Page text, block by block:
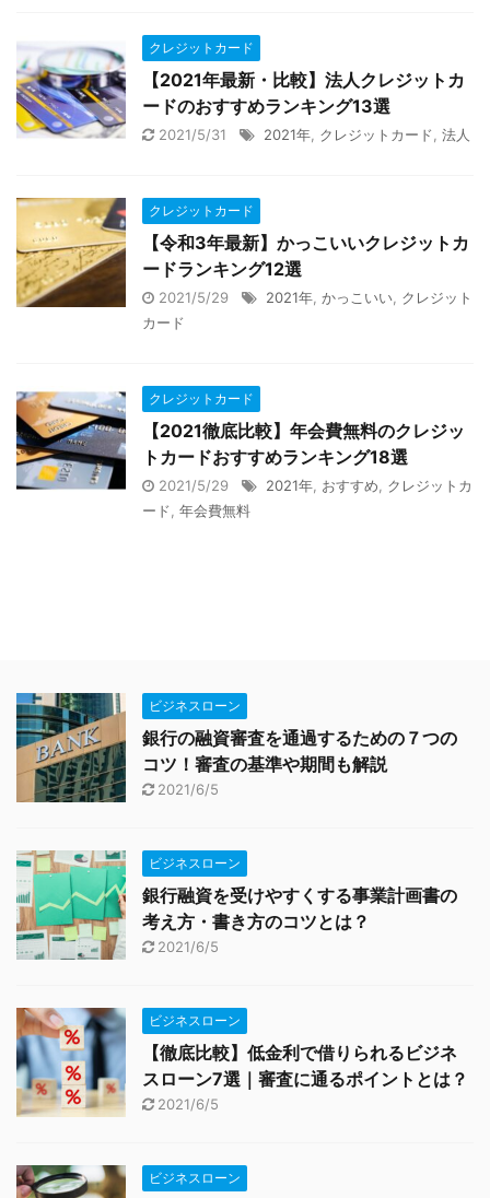
クレジットカード
【2021年最新・比較】法人クレジットカ
ードのおすすめランキング13選
2021/5/31 2021年 クレジットカード 法人
クレジットカード
【令和3年最新】かっこいいクレジットカ
ードランキング12選
2021/5/29 2021年 かっこいい クレジット
カード
クレジットカード
【2021徹底比較】年会費無料のクレジッ
トカードおすすめランキング18選
2021/5/29 2021年 おすすめ
クレジットカ
ード 年会費無料
ビジネスローン
銀行の融資審査を通過するための７つの
コツ！審査の基準や期間も解説
2021/6/5
ビジネスローン
銀行融資を受けやすくする事業計画書の
考え方・書き方のコツとは？
2021/6/5
ビジネスローン
【徹底比較】低金利で借りられるビジネ
スローン7選｜審査に通るポイントとは？
2021/6/5
ビジネスローン